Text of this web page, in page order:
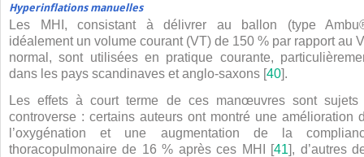
Hyperinflations manuelles
Les MHI, consistant à délivrer au ballon (type
idéalement un volume courant (VT) de 150 % par rapport au
normal, sont utilisées en pratique courante,
dans les pays scandinaves et anglo-saxons [40].
Les effets à court terme de ces manœuvres sont sujets
controverse : certains auteurs ont montré une amélioration
l’oxygénation et une augmentation de la
thoracopulmonaire de 16 % après ces MHI [41], d’autres